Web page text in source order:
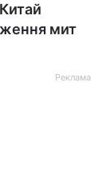
мит
Реклама